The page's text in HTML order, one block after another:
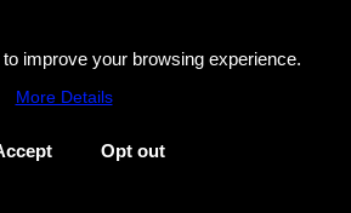
improve your browsing experience.
More Details
Opt out